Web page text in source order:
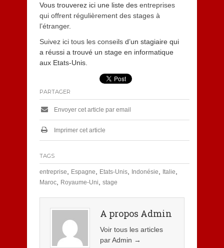
Vous trouverez ici une liste des entreprises
qui offrent régulièrement des stages à
l’étranger.
Suivez ici tous les conseilsd’un stagiaire qui
a réussi a trouvé un stage en informatique
aux Etats-Unis.
PARTAGER
Envoyer cet article par email
Imprimer cet article
TAGS
entreprise Espagne Etats-Unis, Indonésie Italie
Maroc, Royaume-Uni stage
A propos Admin
Voir tous les articles
par Admin →